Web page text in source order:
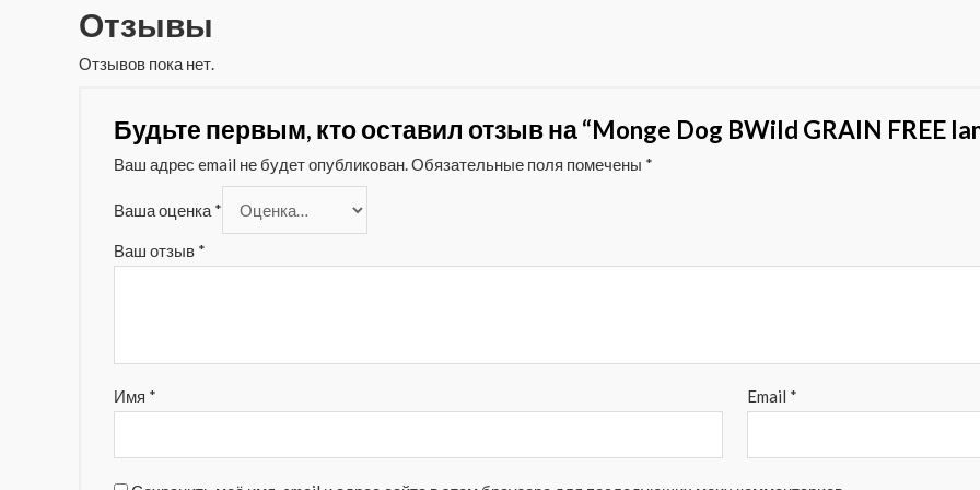
Отзывы
Отзывов пока нет.
Будьте первым, кто оставил отзыв на “Monge Dog BWild GRAIN FREE
Ваш адрес email не будет опубликован. Обязательные поля помечены *
Ваша оценка *
Ваш отзыв *
Имя * Email *